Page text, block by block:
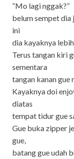
“Mo lagi nggak?”
belum sempet
ini
dia kayaknya
Terus tangan kiri
sementara
tangan kanan gue
Kayaknya doi
diatas
tempat tidur gue
Gue buka zipper
gue,
batang gue udah